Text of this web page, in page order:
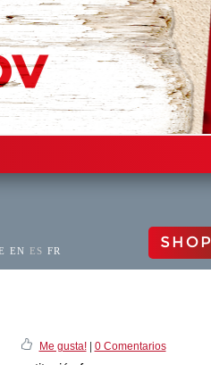
EN ES FR SHOP
Me gusta!| 0 Comentarios